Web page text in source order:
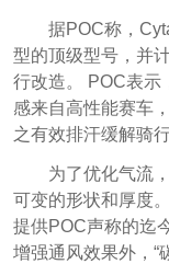
据POC称，
型的顶级型号，并
行改造。 POC表
感来自高性能赛车
之有效排汗缓解骑
为了优化气流
可变的形状和厚度
提供POC声称的迄
增强通风效果外，“